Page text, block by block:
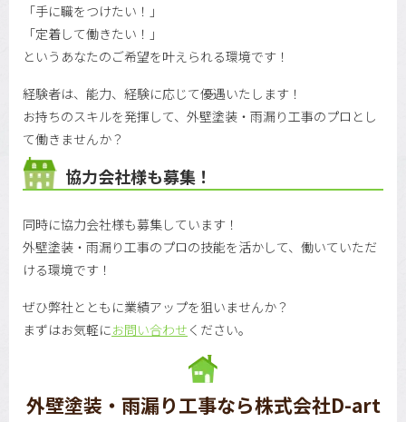
「手に職をつけたい！」
「定着して働きたい！」
というあなたのご希望を叶えられる環境です！
経験者は、能力、経験に応じて優遇いたします！
お持ちのスキルを発揮して、外壁塗装・雨漏り工事のプロとし
て働きませんか？
協力会社様も募集！
同時に協力会社様も募集しています！
外壁塗装・雨漏り工事のプロの技能を活かして、働いていただ
ける環境です！
ぜひ弊社とともに業績アップを狙いませんか？
まずはお気軽にお問い合わせ ください。
外壁塗装・雨漏り工事なら株式会社D-art